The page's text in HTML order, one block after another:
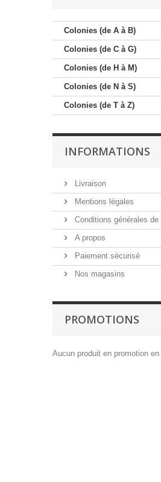
Colonies (de A à B)
Colonies (de C à G)
Colonies (de H à M)
Colonies (de N à S)
Colonies (de T à Z)
INFORMATIONS
Livraison
Mentions légales
Conditions générales de
A propos
Paiement sécurisé
Nos magasins
PROMOTIONS
Aucun produit en promotion